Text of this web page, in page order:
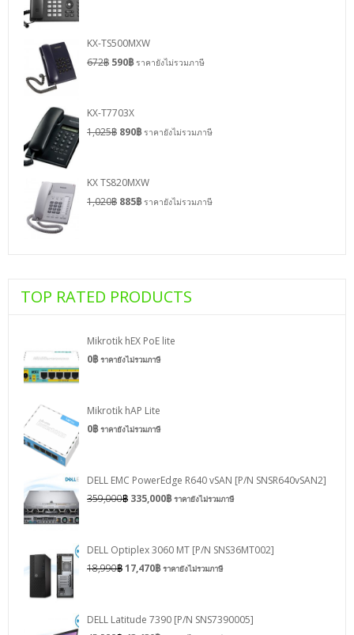
KX-TS500MXW
672฿ 590฿ ราคายังไม่รวมภาษี
KX-T7703X
1,025฿ 890฿ ราคายังไม่รวมภาษี
KX TS820MXW
1,020฿ 885฿ ราคายังไม่รวมภาษี
TOP RATED PRODUCTS
Mikrotik hEX PoE lite
0฿ ราคายังไม่รวมภาษี
Mikrotik hAP Lite
0฿ ราคายังไม่รวมภาษี
DELL EMC PowerEdge R640 vSAN [P/N SNSR640vSAN2]
359,000฿ 335,000฿ ราคายังไม่รวมภาษี
DELL Optiplex 3060 MT [P/N SNS36MT002]
18,990฿17,470฿ ราคายังไม่รวมภาษี
DELL Latitude 7390 [P/N SNS7390005]